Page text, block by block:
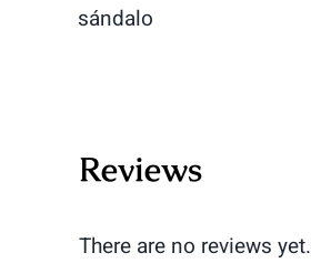
sándalo
Reviews
There are no reviews yet.